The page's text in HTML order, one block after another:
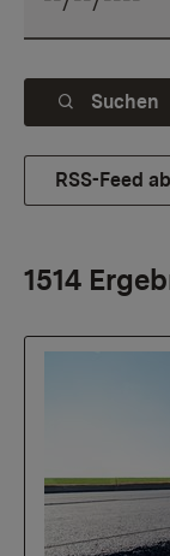
Suchen
RSS-Feed
1514